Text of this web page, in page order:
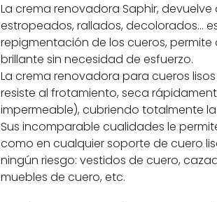
La crema renovadora Saphir, devuelve
estropeados, rallados, decolorados...
repigmentación de los cueros,
brillante sin necesidad de esfuerzo.
La crema renovadora para cueros
resiste al frotamiento, seca
impermeable), cubriendo totalmente
Sus incomparable cualidades le
como en cualquier soporte de cuero
ningún riesgo: vestidos de cuero,
muebles de cuero, etc.